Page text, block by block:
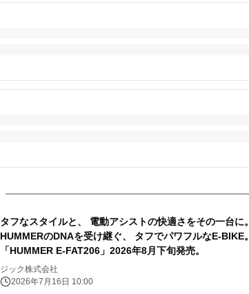
タフなスタイルと、 電動アシストの快適さをその一台に。
HUMMERのDNAを受け継ぐ、 タフでパワフルなE-BIKE。
「HUMMER E-FAT206」2026年8月下旬発売。
ジック株式会社
2026年7月16日 10:00